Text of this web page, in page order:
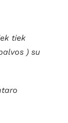
tiek
) su